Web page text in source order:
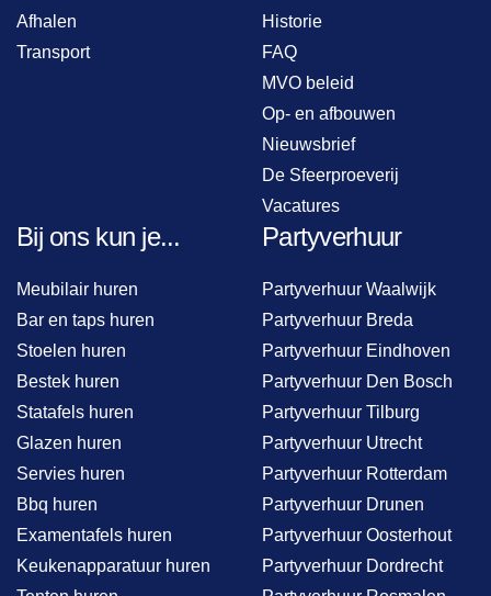
Afhalen
Transport
Historie
FAQ
MVO beleid
Op- en afbouwen
Nieuwsbrief
De Sfeerproeverij
Vacatures
Bij ons kun je...
Meubilair huren
Bar en taps huren
Stoelen huren
Bestek huren
Statafels huren
Glazen huren
Servies huren
Bbq huren
Examentafels huren
Keukenapparatuur huren
Partyverhuur
Partyverhuur Waalwijk
Partyverhuur Breda
Partyverhuur Eindhoven
Partyverhuur Den Bosch
Partyverhuur Tilburg
Partyverhuur Utrecht
Partyverhuur Rotterdam
Partyverhuur Drunen
Partyverhuur Oosterhout
Partyverhuur Dordrecht